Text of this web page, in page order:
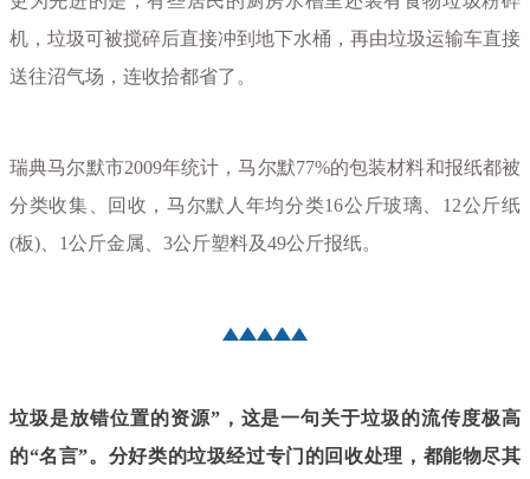
机，垃圾可被搅碎后直接冲到地下水桶，再由垃圾运输车直接
送往沼气场，连收拾都省了。
瑞典马尔默市2009年统计，马尔默77%的包装材料和报纸都被
分类收集、回收，马尔默人年均分类16公斤玻璃、12公斤纸
(板)、1公斤金属、3公斤塑料及49公斤报纸。
垃圾是放错位置的资源”，这是一句关于垃圾的流传度极高
的“名言”。分好类的垃圾经过专门的回收处理，都能物尽其